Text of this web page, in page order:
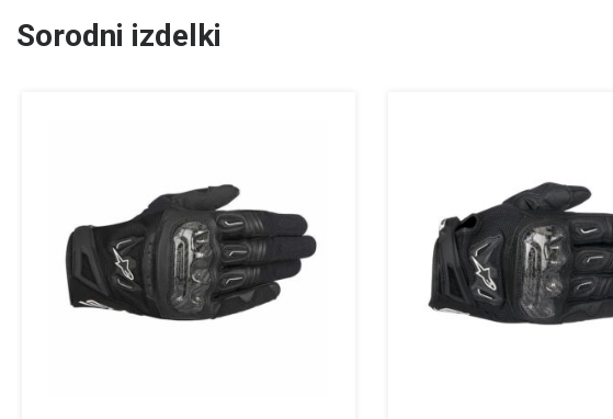
Sorodni izdelki